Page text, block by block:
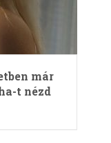
már
t nézd